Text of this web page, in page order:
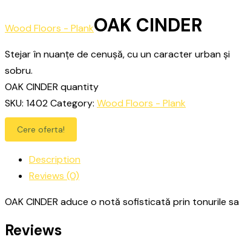
Wood Floors - PlankOAK CINDER
Stejar în nuanțe de cenușă, cu un caracter urban și
sobru.
OAK CINDER quantity
SKU: 1402Category: Wood Floors - Plank
Cere oferta!
Description
Reviews (0)
OAK CINDER aduce o notă sofisticată prin tonurile
Reviews